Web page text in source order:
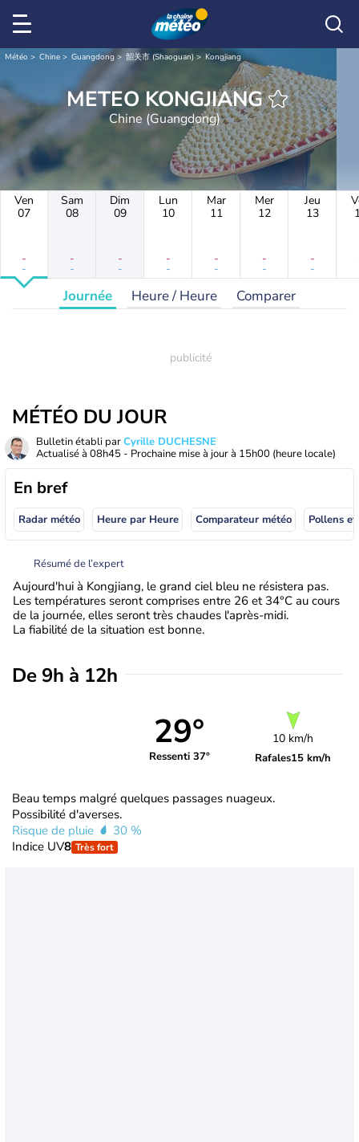
Météo Chine Guangdong 韶关市 (Shaoguan) Kongjiang
METEO KONGJIANG
Chine (Guangdong)
Ven
07
-
-
Sam
08
-
-
Dim
09
-
-
Lun
10
-
-
Mar
11
-
-
Mer
12
-
-
Jeu
13
-
-
Journée Heure / Heure Comparer
MÉTÉO DU JOUR
Bulletin établi parCyrille DUCHESNE
Actualisé à 08h45 - Prochaine mise à jour à 15h00 (heure locale)
En bref
Radar météo Heure par Heure Comparateur météo Pollens
Résumé de l’expert
Aujourd'hui à Kongjiang, le grand ciel bleu ne résistera pas.
Les températures seront comprises entre 26 et 34°C au cours
de la journée, elles seront très chaudes l'après-midi.
La fiabilité de la situation est bonne.
De 9h à 12h
29°
Ressenti 37°
10 km/h
Rafales15 km/h
Beau temps malgré quelques passages nuageux.
Possibilité d'averses.
Risque de pluie
30 %
Indice UV8 Très fort